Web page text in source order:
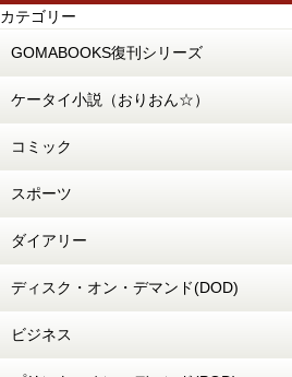
カテゴリー
GOMABOOKS復刊シリーズ
ケータイ小説（おりおん☆）
コミック
スポーツ
ダイアリー
ディスク・オン・デマンド(DOD)
ビジネス